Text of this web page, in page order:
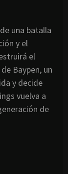
una batalla
y el
el
Baypen, un
y decide
vuelva a
de